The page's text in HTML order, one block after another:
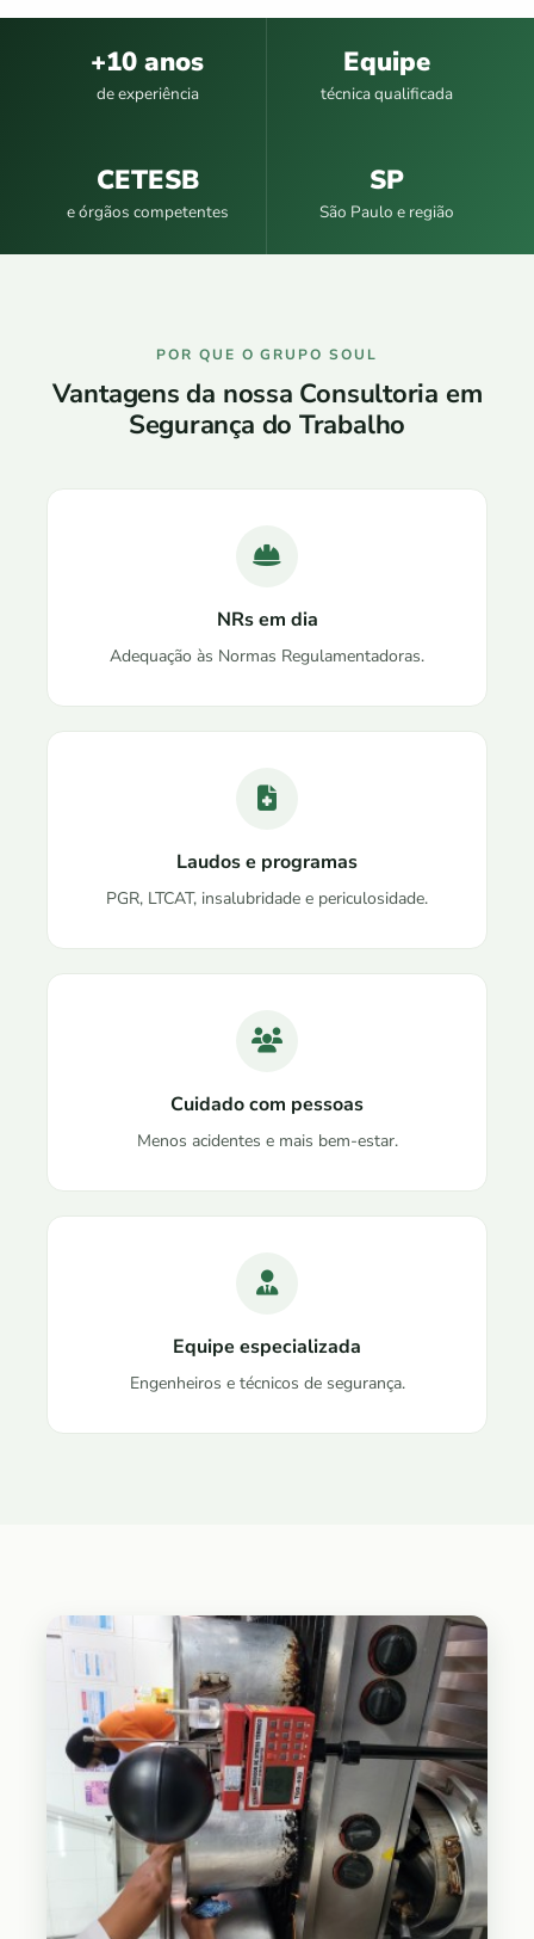
+10 anos
de experiência
Equipe
técnica qualificada
CETESB
e órgãos competentes
SP
São Paulo e região
POR QUE O GRUPO SOUL
Vantagens da nossa Consultoria em
Segurança do Trabalho
NRs em dia
Adequação às Normas Regulamentadoras.
Laudos e programas
PGR, LTCAT, insalubridade e periculosidade.
Cuidado com pessoas
Menos acidentes e mais bem-estar.
Equipe especializada
Engenheiros e técnicos de segurança.